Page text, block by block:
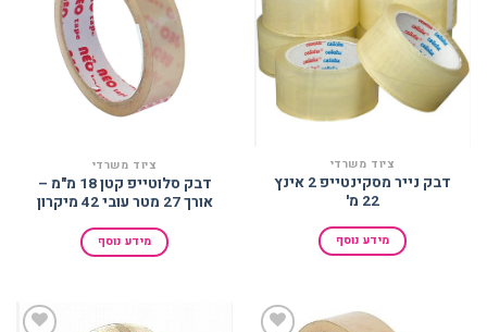
הוסף
למועדפים
ציוד משרדי
דבק נייר מסקינטייפ 2 אינץ
22 מ'
מידע נוסף
ציוד משרדי
דבק סלוטייפ קטן 18 מ"מ –
אורך 27 מטר עובי 42 מיקרון
מידע נוסף